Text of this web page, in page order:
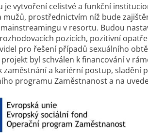
je vytvoření celistvé a funkční
mužů, prostřednictvím níž bude
v resortu. Budou
pozicích, pozitivní
pro řešení případů sexuálního
projekt byl schválen k financování v
zaměstnání a kariérní postup, sladění
programu Zaměstnanost a na